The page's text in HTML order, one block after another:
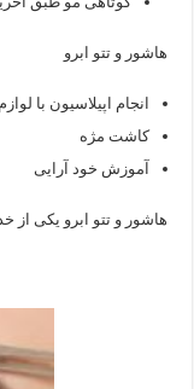
هاشور و تتو ابرو
انجام اپیلاسیون با
کاشت مژه
آموزش خود آرایی
هاشور و تتو ابرو یکی از